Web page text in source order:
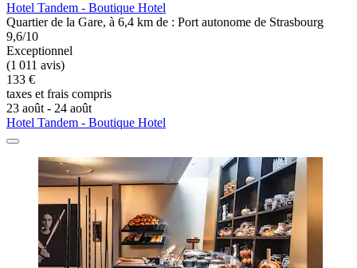
Hotel Tandem - Boutique Hotel
Quartier de la Gare, à 6,4 km de : Port autonome de Strasbourg
9,6/10
Exceptionnel
(1 011 avis)
133 €
taxes et frais compris
23 août - 24 août
Hotel Tandem - Boutique Hotel